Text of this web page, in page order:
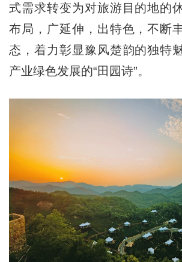
式需求转变为对旅游目的地的
布局，广延伸，出特色，不断
态，着力彰显豫风楚韵的独特
产业绿色发展的“田园诗”。